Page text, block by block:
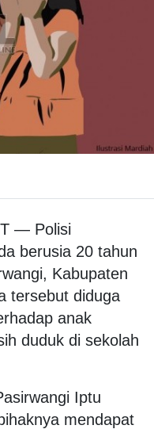
— Polisi
berusia 20 tahun
Kabupaten
tersebut diduga
anak
duduk di sekolah
Iptu
mendapat